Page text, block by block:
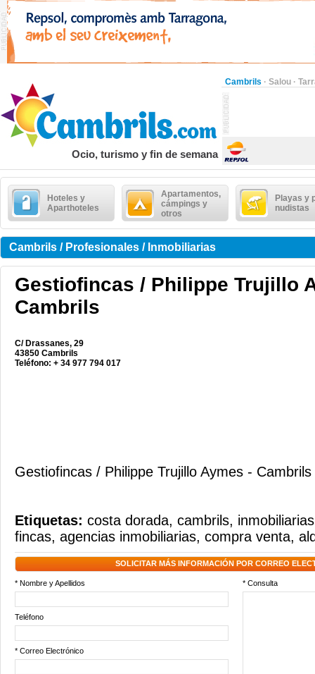
Cambrils · Salou ·
Ocio, turismo y fin de semana
Hoteles y
Aparthoteles
Apartamentos,
cámpings y
otros
Playas y
nudistas
Cambrils / Profesionales / Inmobiliarias
Gestiofincas / Philippe Trujillo
Cambrils
C/ Drassanes, 29
43850 Cambrils
Teléfono: + 34 977 794 017
Gestiofincas / Philippe Trujillo Aymes - Cambrils
Etiquetas: costa dorada, cambrils, inmobiliarias
fincas, agencias inmobiliarias, compra venta,
SOLICITAR MÁS INFORMACIÓN POR CORREO
* Nombre y Apellidos * Consulta
Teléfono
* Correo Electrónico